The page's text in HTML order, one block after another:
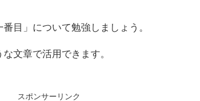
目」について勉強しましょう。
文章で活用できます。
スポンサーリンク